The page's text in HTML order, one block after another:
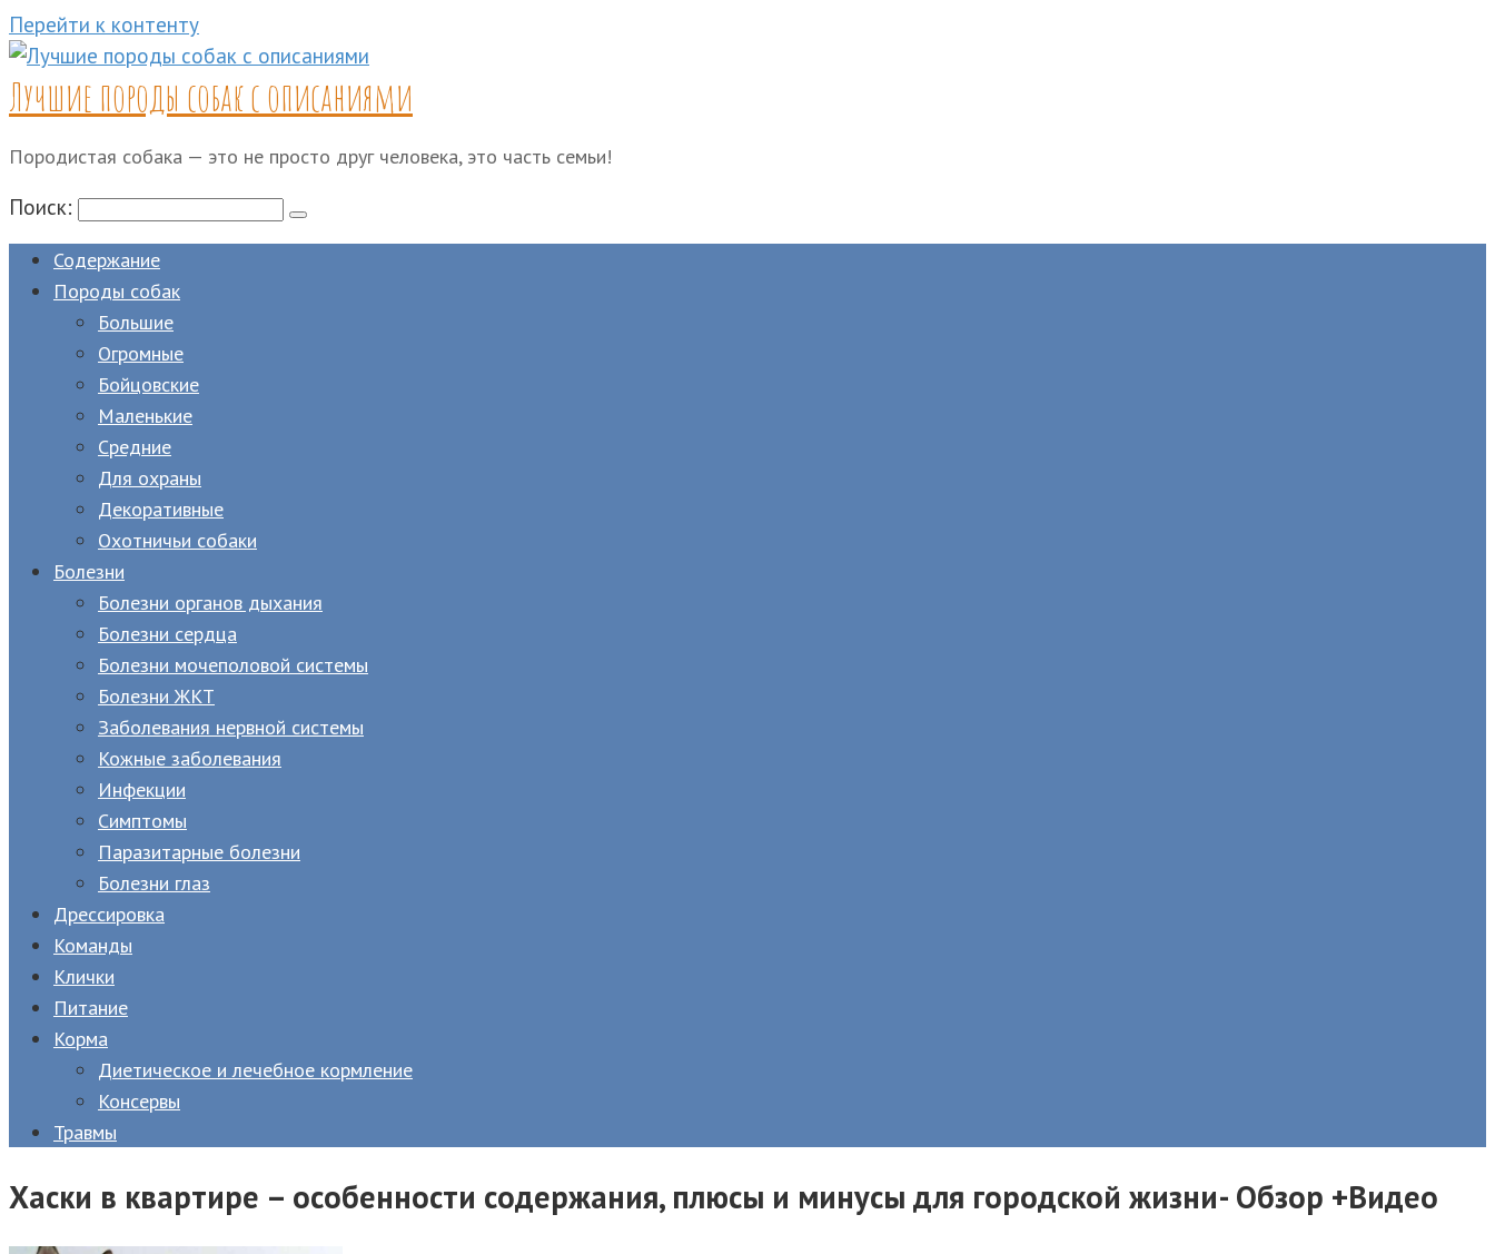
Перейти к контенту
Лучшие породы собак с описаниями
Породистая собака — это не просто друг человека, это часть семьи!
Поиск:
Содержание
Породы собак
Большие
Огромные
Бойцовские
Маленькие
Средние
Для охраны
Декоративные
Охотничьи собаки
Болезни
Болезни органов дыхания
Болезни сердца
Болезни мочеполовой системы
Болезни ЖКТ
Заболевания нервной системы
Кожные заболевания
Инфекции
Симптомы
Паразитарные болезни
Болезни глаз
Дрессировка
Команды
Клички
Питание
Корма
Диетическое и лечебное кормление
Консервы
Травмы
Хаски в квартире – особенности содержания, плюсы и минусы для городской жизни- Обзор +Видео